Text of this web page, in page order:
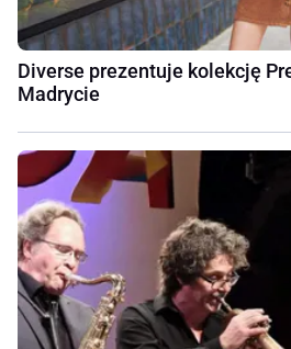
Diverse prezentuje kolekcję
Madrycie